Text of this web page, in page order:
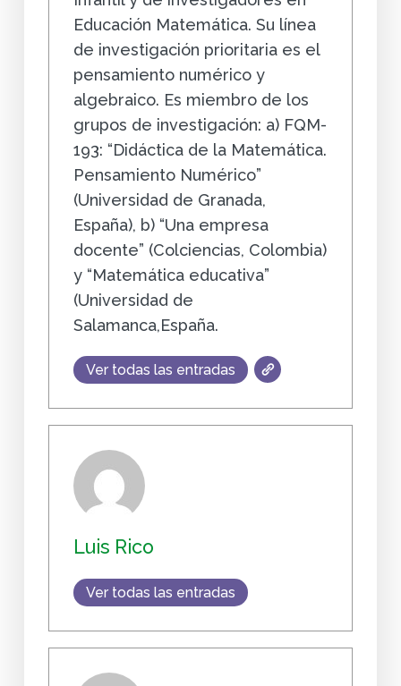
Educación Matemática. Su línea
de investigación prioritaria es el
pensamiento numérico y
algebraico. Es miembro de los
grupos de investigación: a) FQM-
193: “Didáctica de la Matemática.
Pensamiento Numérico”
(Universidad de Granada,
España), b) “Una empresa
docente” (Colciencias, Colombia)
y “Matemática educativa”
(Universidad de
Salamanca,España.
Ver todas las entradas
Luis Rico
Ver todas las entradas